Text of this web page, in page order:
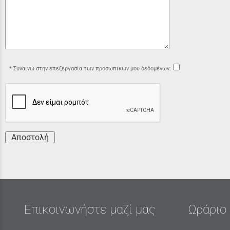
Συναινώ στην επεξεργασία των προσωπικών μου δεδομένων:
Αποστολή
Επικοινωνήστε μαζί μας Ωράριο